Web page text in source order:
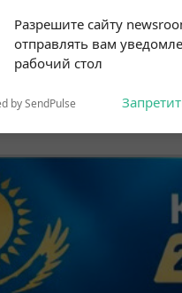
Разрешите сайту
отправлять вам
рабочий стол
by SendPulse
to our
permission prompts, click on
icon
Астана:23°C Алматы: